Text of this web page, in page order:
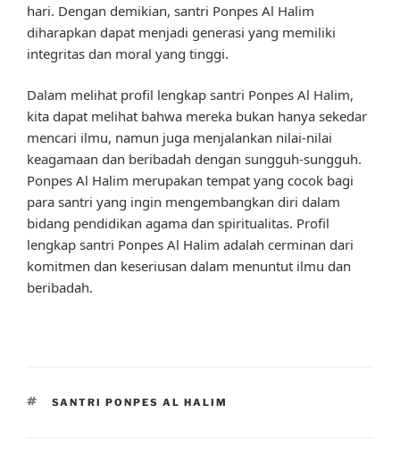
hari. Dengan demikian, santri Ponpes Al Halim
diharapkan dapat menjadi generasi yang memiliki
integritas dan moral yang tinggi.
Dalam melihat profil lengkap santri Ponpes Al Halim,
kita dapat melihat bahwa mereka bukan hanya sekedar
mencari ilmu, namun juga menjalankan nilai-nilai
keagamaan dan beribadah dengan sungguh-sungguh.
Ponpes Al Halim merupakan tempat yang cocok bagi
para santri yang ingin mengembangkan diri dalam
bidang pendidikan agama dan spiritualitas. Profil
lengkap santri Ponpes Al Halim adalah cerminan dari
komitmen dan keseriusan dalam menuntut ilmu dan
beribadah.
TAGS
SANTRI PONPES AL HALIM